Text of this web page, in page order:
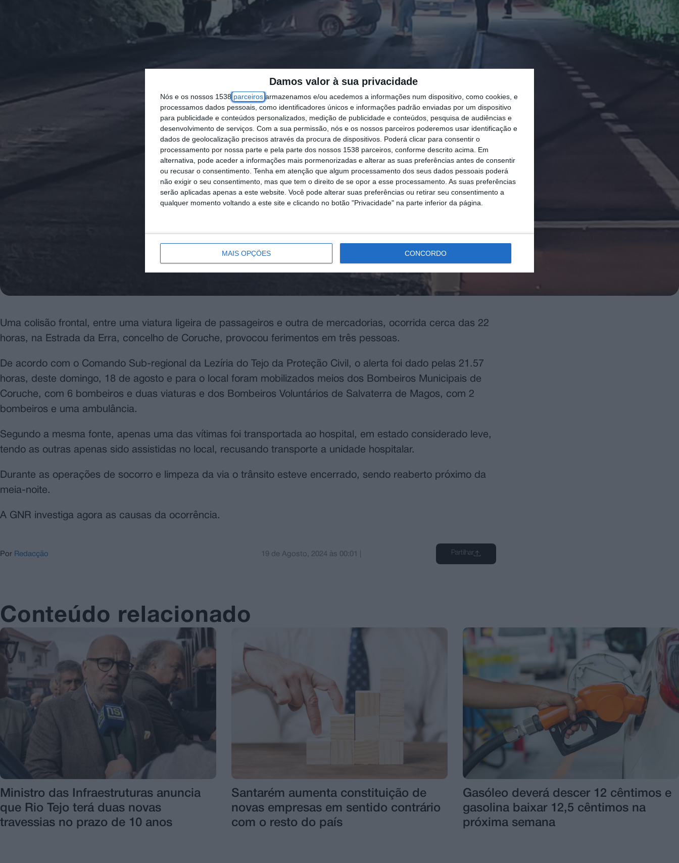
Damos valor à sua privacidade
Nós e os nossos 1538 parceiros armazenamos e/ou acedemos a informações num dispositivo, como cookies, e
processamos dados pessoais, como identificadores únicos e informações padrão enviadas por um dispositivo
para publicidade e conteúdos personalizados, medição de publicidade e conteúdos, pesquisa de audiências e
desenvolvimento de serviços. Com a sua permissão, nós e os nossos parceiros poderemos usar identificação e
dados de geolocalização precisos através da procura de dispositivos. Poderá clicar para consentir o
processamento por nossa parte e pela parte dos nossos 1538 parceiros, conforme descrito acima. Em
alternativa, pode aceder a informações mais pormenorizadas e alterar as suas preferências antes de consentir
ou recusar o consentimento. Tenha em atenção que algum processamento dos seus dados pessoais poderá
não exigir o seu consentimento, mas que tem o direito de se opor a esse processamento. As suas preferências
serão aplicadas apenas a este website. Você pode alterar suas preferências ou retirar seu consentimento a
qualquer momento voltando a este site e clicando no botão "Privacidade" na parte inferior da página.
MAIS OPÇÕES CONCORDO
Uma colisão frontal, entre uma viatura ligeira de passageiros e outra de mercadorias, ocorrida cerca das 22
horas, na Estrada da Erra, concelho de Coruche, provocou ferimentos em três pessoas.
De acordo com o Comando Sub-regional da Lezíria do Tejo da Proteção Civil, o alerta foi dado pelas 21.57
horas, deste domingo, 18 de agosto e para o local foram mobilizados meios dos Bombeiros Municipais de
Coruche, com 6 bombeiros e duas viaturas e dos Bombeiros Voluntários de Salvaterra de Magos, com 2
bombeiros e uma ambulância.
Segundo a mesma fonte, apenas uma das vítimas foi transportada ao hospital, em estado considerado leve,
tendo as outras apenas sido assistidas no local, recusando transporte a unidade hospitalar.
Durante as operações de socorro e limpeza da via o trânsito esteve encerrado, sendo reaberto próximo da
meia-noite.
A GNR investiga agora as causas da ocorrência.
Por Redacção 19 de Agosto, 2024 às 00:01 Partilhar
Conteúdo relacionado
Ministro das Infraestruturas anuncia
que Rio Tejo terá duas novas
travessias no prazo de 10 anos
Santarém aumenta constituição de
novas empresas em sentido contrário
com o resto do país
Gasóleo deverá descer 12 cêntimos e
gasolina baixar 12,5 cêntimos na
próxima semana